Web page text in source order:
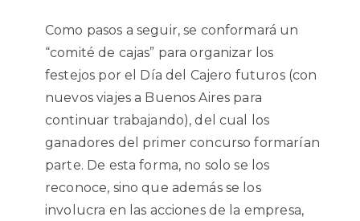
Como pasos a seguir, se conformará un
“comité de cajas” para organizar los
festejos por el Día del Cajero futuros (con
nuevos viajes a Buenos Aires para
continuar trabajando), del cual los
ganadores del primer concurso formarían
parte. De esta forma, no solo se los
reconoce, sino que además se los
involucra en las acciones de la empresa,